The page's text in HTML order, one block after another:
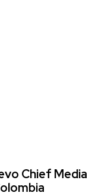
Chief Media